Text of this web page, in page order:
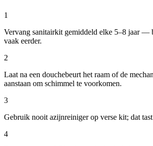
1
Vervang sanitairkit gemiddeld elke 5–8 jaar —
vaak eerder.
2
Laat na een douchebeurt het raam of de
aanstaan om schimmel te voorkomen.
3
Gebruik nooit azijnreiniger op verse kit; dat
4